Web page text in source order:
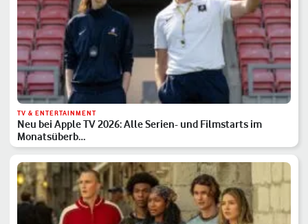
TV & ENTERTAINMENT
Neu bei Apple TV 2026: Alle Serien- und Filmstarts im
Monatsüberb…